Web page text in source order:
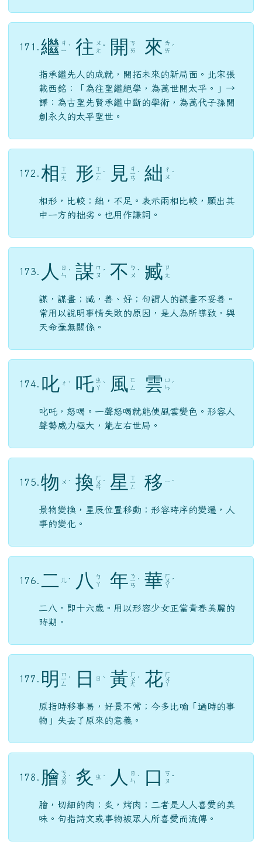
171. 繼 ㄐ
ㄧ ˋ 往 ㄨ
ㄤ ˇ 開 ㄎ
ㄞ
來 ㄌ
ㄞ ˊ
指承繼先人的成就，開拓未來的新局面。北宋張
載西銘：「為往聖繼絕學，為萬世開太平。」→
譯：為古聖先賢承繼中斷的學術，為萬代子孫開
創永久的太平聖世。
172. 相 ㄒ
ㄧ
ㄤ 形 ㄒ
ㄧ
ㄥ
ˊ 見 ㄐ
ㄧ
ㄢ
ˋ 絀 ㄔ
ㄨ ˋ
相形，比較；絀，不足。表示兩相比較，顯出其
中一方的拙劣。也用作謙詞。
173. 人
ㄖ
ㄣ ˊ 謀 ㄇ
ㄡ ˊ 不 ㄅ
ㄨ ˋ 臧 ㄗ
ㄤ
謀，謀畫；臧，善、好；句謂人的謀畫不妥善。
常用以說明事情失敗的原因，是人為所導致，與
天命毫無關係。
174. 叱 ㄔ ˋ 吒 ㄓ
ㄚ ˋ 風 ㄈ
ㄥ
雲 ㄩ
ㄣ ˊ
叱吒，怒喝。一聲怒喝就能使風雲變色。形容人
聲勢威力極大，能左右世局。
175. 物 ㄨ ˋ 換 ㄏ
ㄨ
ㄢ
ˋ 星 ㄒ
ㄧ
ㄥ 移 ㄧ ˊ
景物變換，星辰位置移動；形容時序的變遷，人
事的變化。
176. 二 ㄦ ˋ 八
ㄅ
ㄚ
年 ㄋ
ㄧ
ㄢ
ˊ 華 ㄏ
ㄨ
ㄚ
ˊ
二八，即十六歲。用以形容少女正當青春美麗的
時期。
177. 明 ㄇ
ㄧ
ㄥ
ˊ 日 ㄖ ˋ 黃 ㄏ
ㄨ
ㄤ
ˊ 花 ㄏ
ㄨ
ㄚ
原指時移事易，好景不常；今多比喻「過時的事
物」失去了原來的意義。
178. 膾 ㄎ
ㄨ
ㄞ
ˋ 炙 ㄓ ˋ 人
ㄖ
ㄣ ˊ 口
ㄎ
ㄡ ˇ
膾，切細的肉；炙，烤肉；二者是人人喜愛的美
味。句指詩文或事物被眾人所喜愛而流傳。